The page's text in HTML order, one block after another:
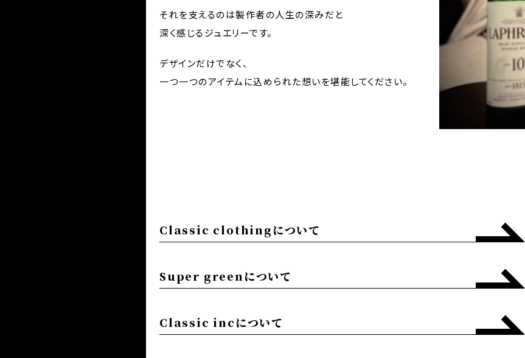
それを支えるのは製作者の人生の深みだと
深く感じるジュエリーです。
デザインだけでなく、
一つ一つのアイテムに込められた想いを堪能してください。
Classic clothingについて
Super greenについて
Classic incについて